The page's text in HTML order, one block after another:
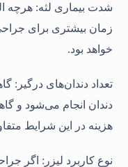
شدت بیماری لثه: هرچه
زمان بیشتری برای جراحی
خواهد بود.
تعداد دندان‌های درگیر:
دندان انجام می‌شود و
هزینه در این شرایط
نوع کاربرد لیزر: اگر